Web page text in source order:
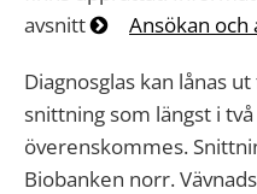
avsnitt
Ansökan och
Diagnosglas kan lånas
snittning som längst i
överenskommes.
Biobanken norr.